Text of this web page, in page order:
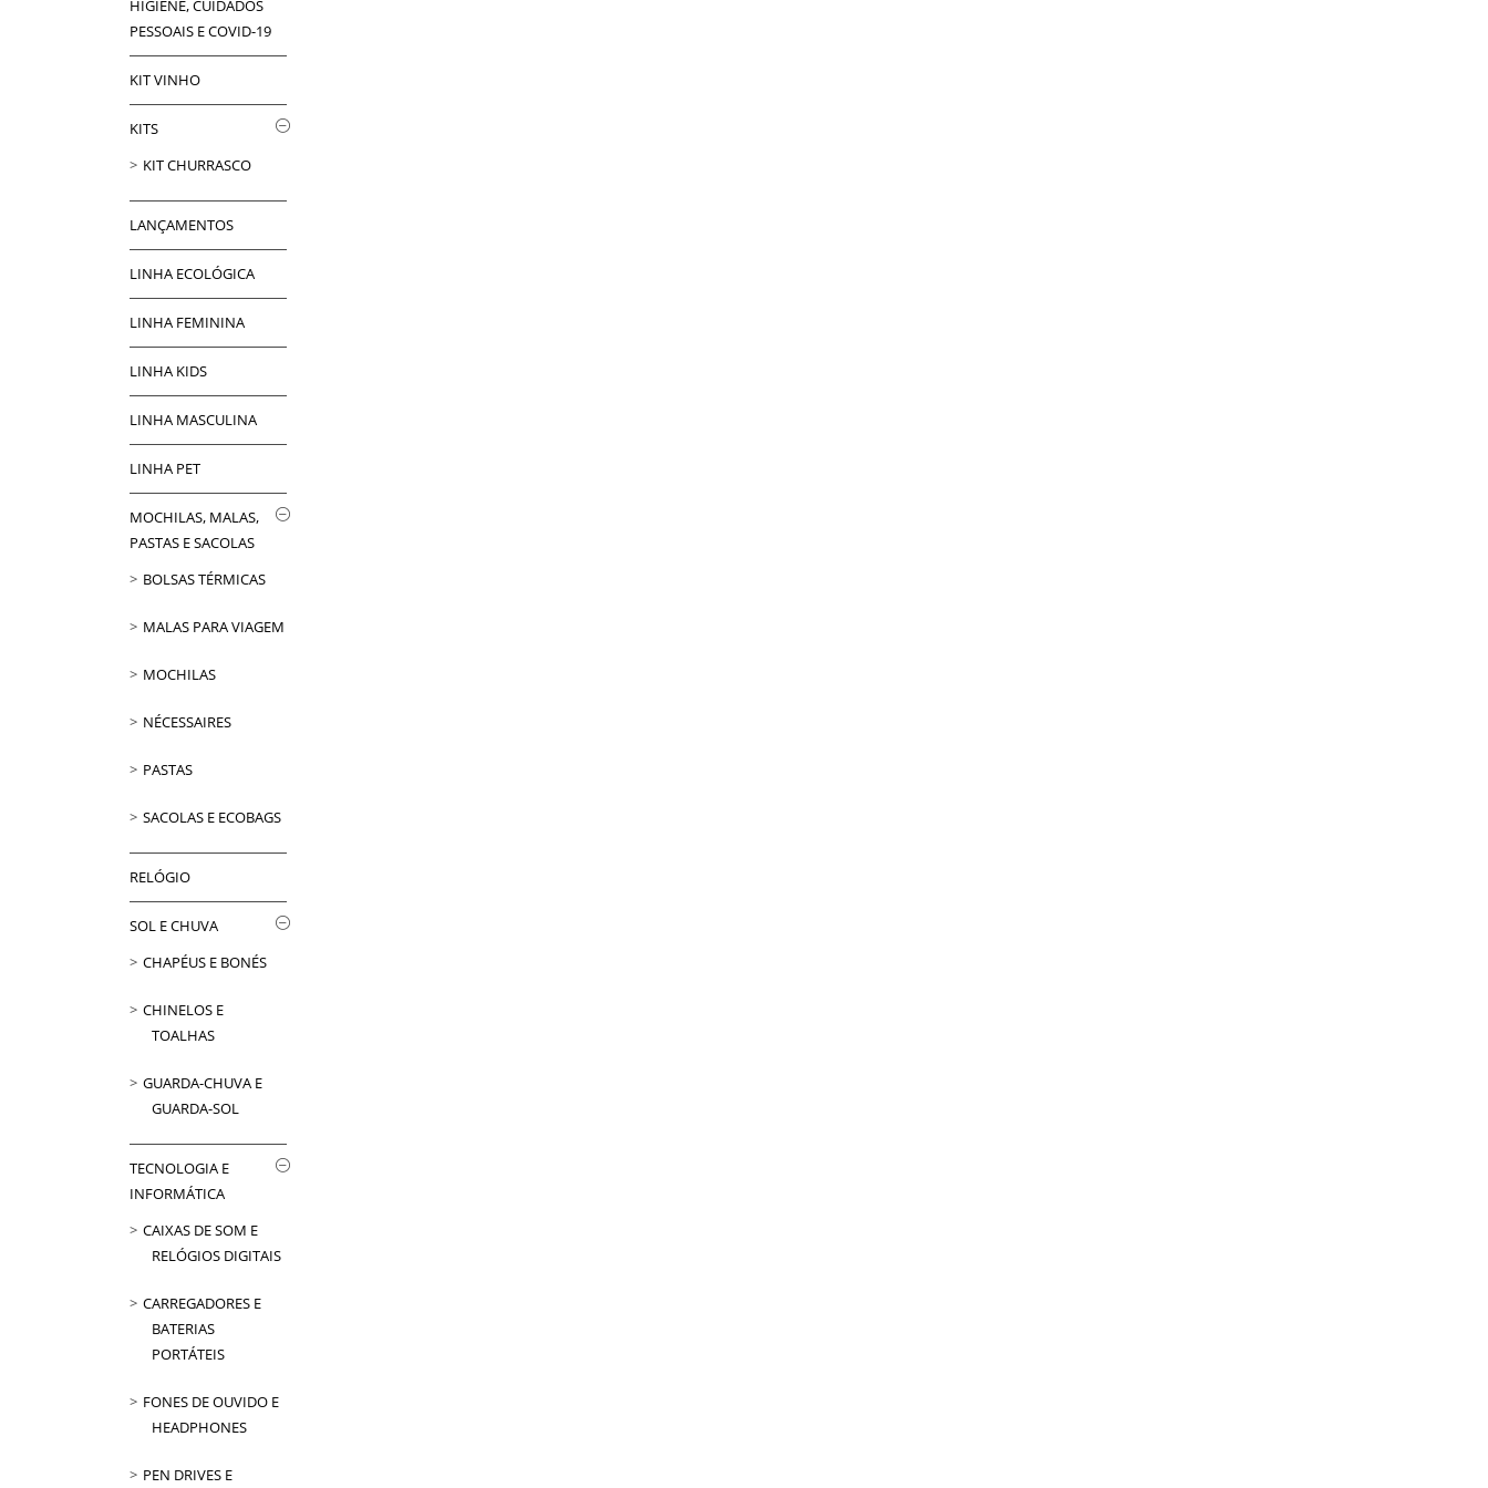
HIGIENE, CUIDADOS
PESSOAIS E COVID-19
KIT VINHO
KITS
KIT CHURRASCO
LANÇAMENTOS
LINHA ECOLÓGICA
LINHA FEMININA
LINHA KIDS
LINHA MASCULINA
LINHA PET
MOCHILAS, MALAS,
PASTAS E SACOLAS
BOLSAS TÉRMICAS
MALAS PARA VIAGEM
MOCHILAS
NÉCESSAIRES
PASTAS
SACOLAS E ECOBAGS
RELÓGIO
SOL E CHUVA
CHAPÉUS E BONÉS
CHINELOS E
TOALHAS
GUARDA-CHUVA E
GUARDA-SOL
TECNOLOGIA E
INFORMÁTICA
CAIXAS DE SOM E
RELÓGIOS DIGITAIS
CARREGADORES E
BATERIAS
PORTÁTEIS
FONES DE OUVIDO E
HEADPHONES
PEN DRIVES E